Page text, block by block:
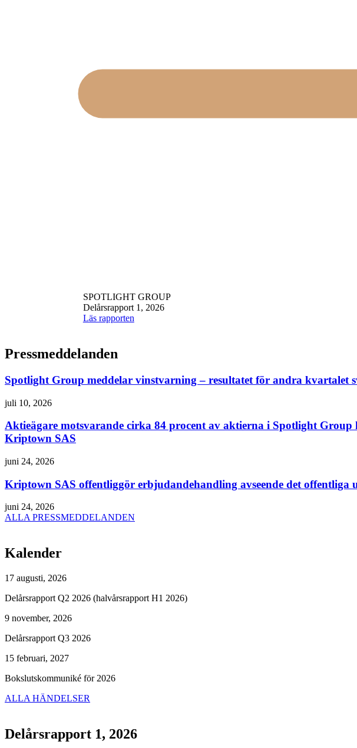
SPOTLIGHT GROUP
Delårsrapport 1, 2026
Läs rapporten
Pressmeddelanden
Spotlight Group meddelar vinstvarning – resultatet för andra kvartalet
juli 10, 2026
Aktieägare motsvarande cirka 84 procent av aktierna i Spotlight
Kriptown SAS
juni 24, 2026
Kriptown SAS offentliggör erbjudandehandling avseende det
juni 24, 2026
ALLA PRESSMEDDELANDEN
Kalender
17 augusti, 2026
Delårsrapport Q2 2026 (halvårsrapport H1 2026)
9 november, 2026
Delårsrapport Q3 2026
15 februari, 2027
Bokslutskommuniké för 2026
ALLA HÄNDELSER
Delårsrapport 1, 2026